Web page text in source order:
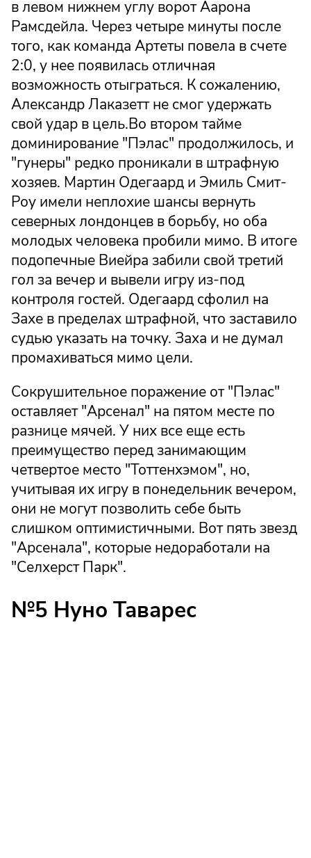
в левом нижнем углу ворот Аарона
Рамсдейла. Через четыре минуты после
того, как команда Артеты повела в счете
2:0, у нее появилась отличная
возможность отыграться. К сожалению,
Александр Лаказетт не смог удержать
свой удар в цель.Во втором тайме
доминирование "Пэлас" продолжилось, и
"гунеры" редко проникали в штрафную
хозяев. Мартин Одегаард и Эмиль Смит-
Роу имели неплохие шансы вернуть
северных лондонцев в борьбу, но оба
молодых человека пробили мимо. В итоге
подопечные Виейра забили свой третий
гол за вечер и вывели игру из-под
контроля гостей. Одегаард сфолил на
Захе в пределах штрафной, что заставило
судью указать на точку. Заха и не думал
промахиваться мимо цели.
Сокрушительное поражение от "Пэлас"
оставляет "Арсенал" на пятом месте по
разнице мячей. У них все еще есть
преимущество перед занимающим
четвертое место "Тоттенхэмом", но,
учитывая их игру в понедельник вечером,
они не могут позволить себе быть
слишком оптимистичными. Вот пять звезд
"Арсенала", которые недоработали на
"Селхерст Парк".
№5 Нуно Таварес